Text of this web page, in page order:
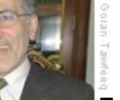
ژیان لە فەرهەنگدا
Learning English
FOLLOW US